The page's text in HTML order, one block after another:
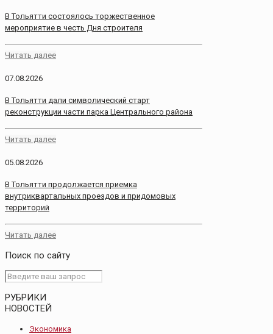
В Тольятти состоялось торжественное
мероприятие в честь Дня строителя
Читать далее
07.08.2026
В Тольятти дали символический старт
реконструкции части парка Центрального района
Читать далее
05.08.2026
В Тольятти продолжается приемка
внутриквартальных проездов и придомовых
территорий
Читать далее
Поиск по сайту
РУБРИКИ
НОВОСТЕЙ
Экономика